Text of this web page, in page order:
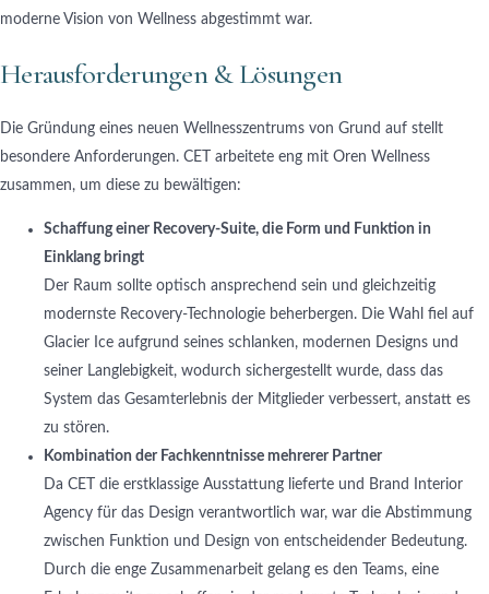
moderne Vision von Wellness abgestimmt war.
Herausforderungen & Lösungen
Die Gründung eines neuen Wellnesszentrums von Grund auf stellt
besondere Anforderungen. CET arbeitete eng mit Oren Wellness
zusammen, um diese zu bewältigen:
Schaffung einer Recovery-Suite, die Form und Funktion in
Einklang bringt
Der Raum sollte optisch ansprechend sein und gleichzeitig
modernste Recovery-Technologie beherbergen. Die Wahl fiel auf
Glacier Ice aufgrund seines schlanken, modernen Designs und
seiner Langlebigkeit, wodurch sichergestellt wurde, dass das
System das Gesamterlebnis der Mitglieder verbessert, anstatt es
zu stören.
Kombination der Fachkenntnisse mehrerer Partner
Da CET die erstklassige Ausstattung lieferte und Brand Interior
Agency für das Design verantwortlich war, war die Abstimmung
zwischen Funktion und Design von entscheidender Bedeutung.
Durch die enge Zusammenarbeit gelang es den Teams, eine